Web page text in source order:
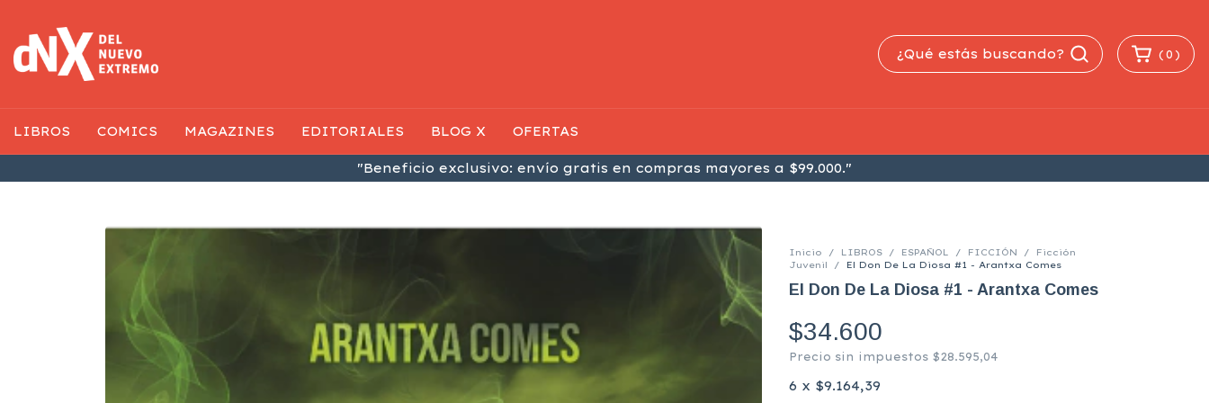
"Beneficio exclusivo: envío gratis en compras mayores a $99.000."
( 0 )
LIBROS COMICS MAGAZINES EDITORIALES BLOG X OFERTAS
Inicio / LIBROS / ESPAÑOL / FICCIÓN /
Ficción
Juvenil
/ El Don De La Diosa #1 - Arantxa Comes
El Don De La Diosa #1 - Arantxa Comes
$34.600
Precio sin impuestos $28.595,04
6 x $9.164,39